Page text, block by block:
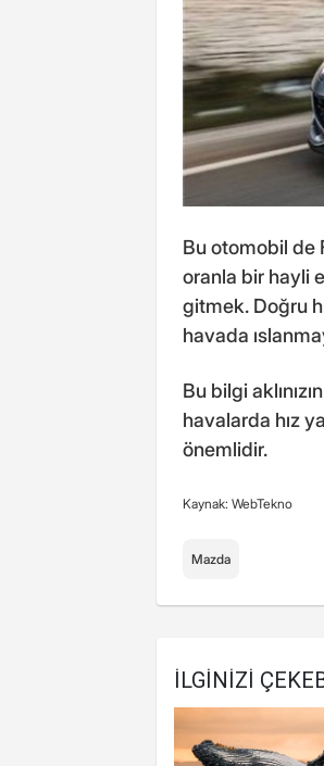
Bu otomobil de
oranla bir hayli
gitmek. Doğru
havada
Bu bilgi
havalarda hız
önemlidir.
Kaynak: WebTekno
Mazda